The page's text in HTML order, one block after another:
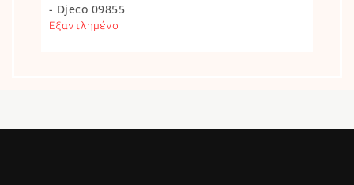
- Djeco 09855
Εξαντλημένο